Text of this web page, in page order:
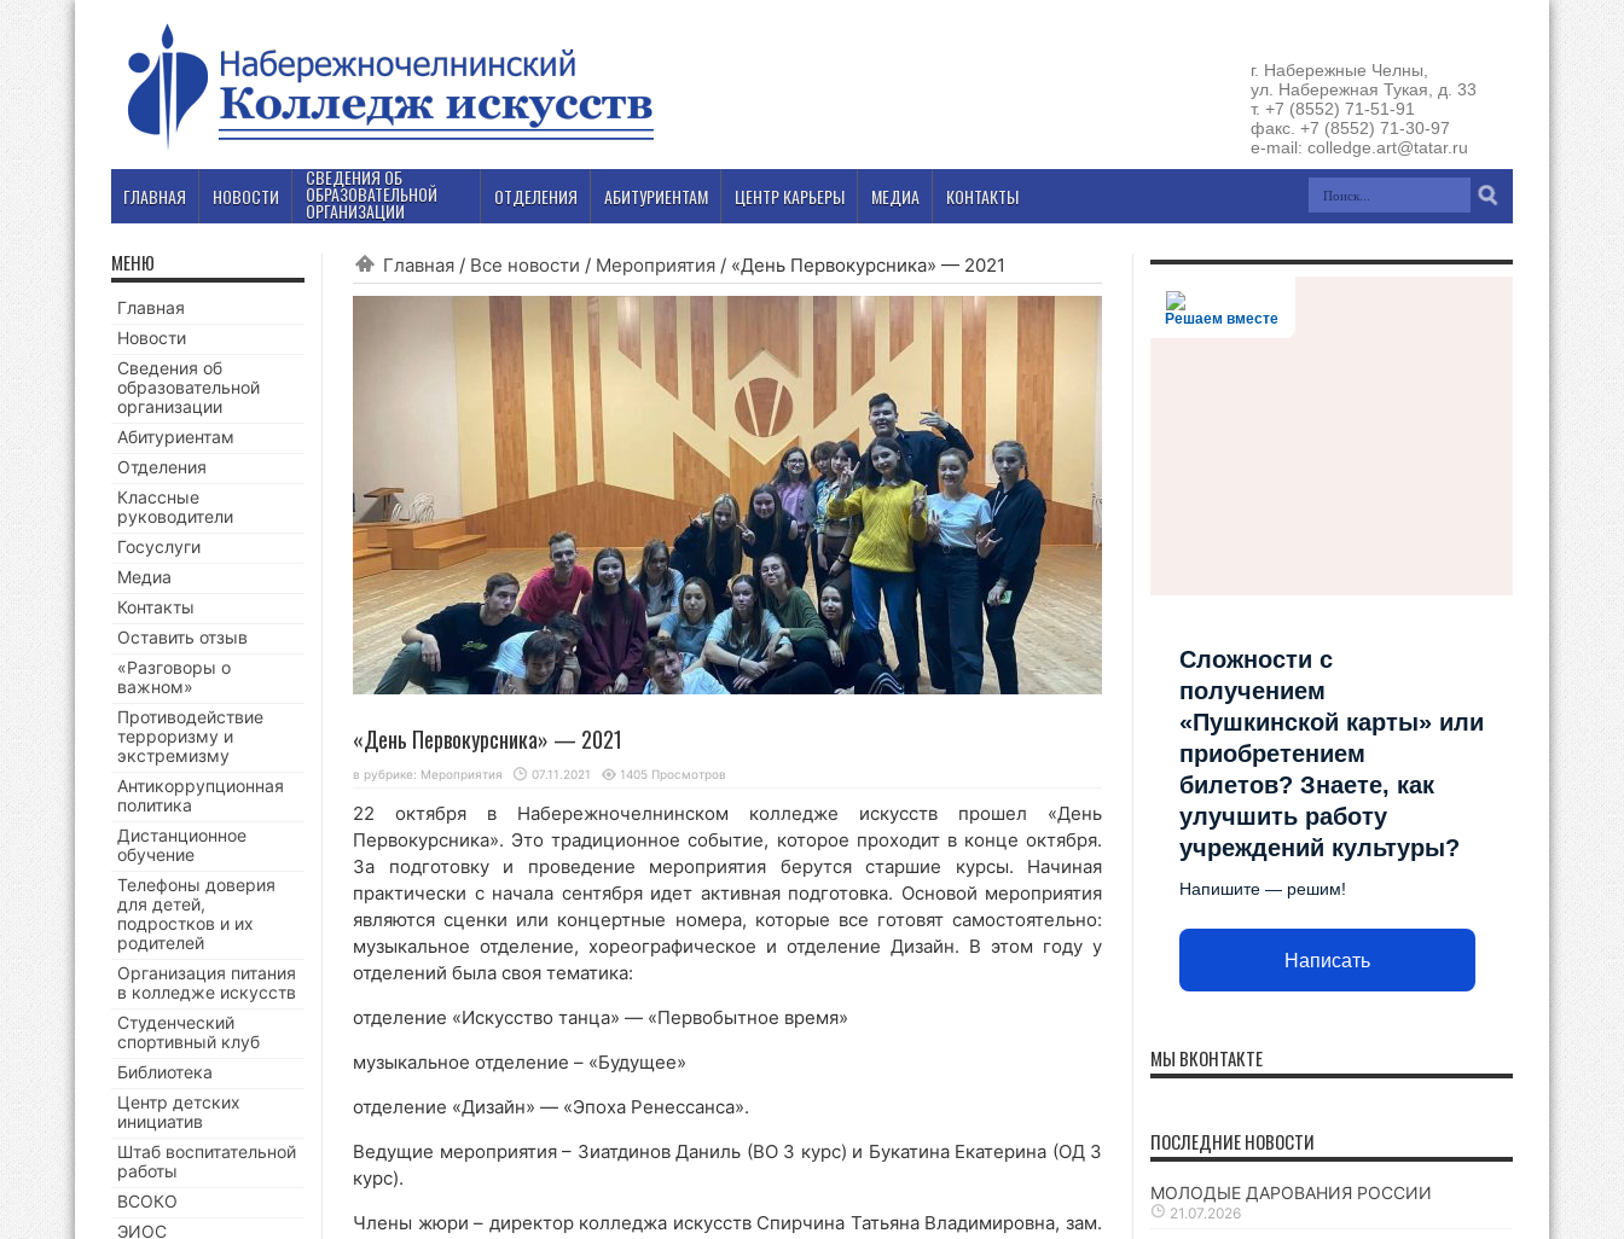
г. Набережные Челны,
ул. Набережная Тукая, д. 33
т. +7 (8552) 71-51-91
факс. +7 (8552) 71-30-97
e-mail: colledge.art@tatar.ru
ГЛАВНАЯ НОВОСТИ
СВЕДЕНИЯ ОБ
ОБРАЗОВАТЕЛЬНОЙ
ОРГАНИЗАЦИИ
ОТДЕЛЕНИЯ АБИТУРИЕНТАМ ЦЕНТР КАРЬЕРЫ МЕДИА КОНТАКТЫ
Главная / Все новости / Мероприятия / «День Первокурсника» — 2021
«День Первокурсника» — 2021
в рубрике: Мероприятия 07.11.2021 1405 Просмотров
22 октября в Набережночелнинском колледже искусств прошел «День
Первокурсника». Это традиционное событие, которое проходит в конце октября.
За подготовку и проведение мероприятия берутся старшие курсы. Начиная
практически с начала сентября идет активная подготовка. Основой мероприятия
являются сценки или концертные номера, которые все готовят самостоятельно:
музыкальное отделение, хореографическое и отделение Дизайн. В этом году у
отделений была своя тематика:
отделение «Искусство танца» — «Первобытное время»
музыкальное отделение – «Будущее»
отделение «Дизайн» — «Эпоха Ренессанса».
Ведущие мероприятия – Зиатдинов Даниль (ВО 3 курс) и Букатина Екатерина (ОД 3
курс).
Члены жюри – директор колледжа искусств Спирчина Татьяна Владимировна, зам.
МЕНЮ
Главная
Новости
Сведения об
образовательной
организации
Абитуриентам
Отделения
Классные
руководители
Госуслуги
Медиа
Контакты
Оставить отзыв
«Разговоры о
важном»
Противодействие
терроризму и
экстремизму
Антикоррупционная
политика
Дистанционное
обучение
Телефоны доверия
для детей,
подростков и их
родителей
Организация питания
в колледже искусств
Студенческий
спортивный клуб
Библиотека
Центр детских
инициатив
Штаб воспитательной
работы
ВСОКО
ЭИОС
Решаем вместе
Сложности с
получением
«Пушкинской карты» или
приобретением
билетов? Знаете, как
улучшить работу
учреждений культуры?
Напишите — решим!
Написать
МЫ ВКОНТАКТЕ
ПОСЛЕДНИЕ НОВОСТИ
МОЛОДЫЕ ДАРОВАНИЯ РОССИИ
21.07.2026